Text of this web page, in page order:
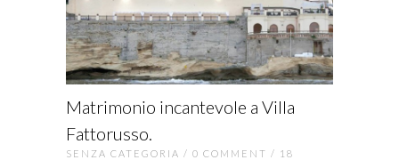
Matrimonio incantevole a Villa
Fattorusso.
SENZA CATEGORIA / 0 COMMENT / 18